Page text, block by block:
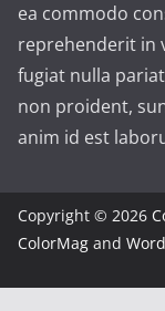
ea commodo
reprehenderit in
fugiat nulla
non proident,
anim id est
Copyright © 2026
ColorMag and